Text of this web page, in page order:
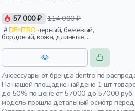
57 000 ₽ 114 000 ₽
DENTRO черный, бежевый,
бордовый, кожа, длинные,
логотип, молния, карман,
женщины, взрослые
Аксессуары от бренда dentro по
На нашей площадке найдено 1 шт
до 50% по цене от 57000 до 57000 руб.
модель прошла детальный осмотр перед